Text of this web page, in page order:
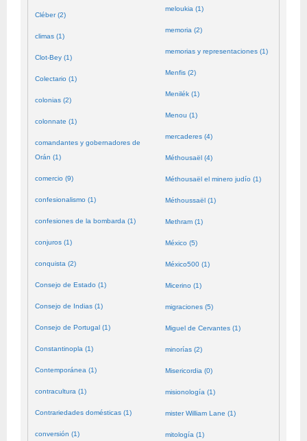
Cléber (2)
climas (1)
Clot-Bey (1)
Colectario (1)
colonias (2)
colonnate (1)
comandantes y gobernadores de
Orán (1)
comercio (9)
confesionalismo (1)
confesiones de la bombarda (1)
conjuros (1)
conquista (2)
Consejo de Estado (1)
Consejo de Indias (1)
Consejo de Portugal (1)
Constantinopla (1)
Contemporánea (1)
contracultura (1)
Contrariedades domésticas (1)
conversión (1)
meloukia (1)
memoria (2)
memorias y representaciones (1)
Menfis (2)
Menilék (1)
Menou (1)
mercaderes (4)
Méthousaël (4)
Méthousaël el minero judío (1)
Méthoussaël (1)
Methram (1)
México (5)
México500 (1)
Micerino (1)
migraciones (5)
Miguel de Cervantes (1)
minorías (2)
Misericordia (0)
misionología (1)
mister William Lane (1)
mitología (1)